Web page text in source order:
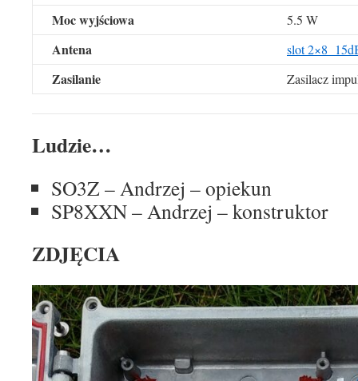
Moc wyjściowa 5.5 W
Antena slot 2×8
Zasilanie Zasilacz
Ludzie…
SO3Z – Andrzej – opiekun
SP8XXN – Andrzej – konstruktor
ZDJĘCIA